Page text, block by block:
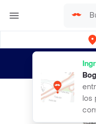
los
envíos